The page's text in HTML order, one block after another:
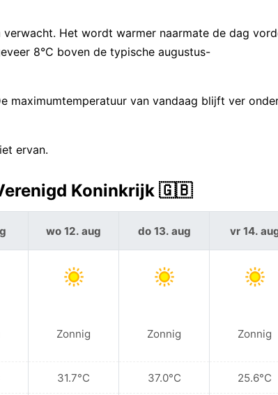
verwacht. Het wordt warmer naarmate de dag
8°C boven de typische augustus-
maximumtemperatuur van vandaag blijft ver
ervan.
Koninkrijk 🇬🇧
wo 12. aug
Zonnig
31.7°C
do 13. aug
Zonnig
37.0°C
vr 14.
Zonnig
25.6°C